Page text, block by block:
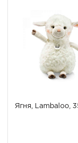
Ягня, Lambaloo,